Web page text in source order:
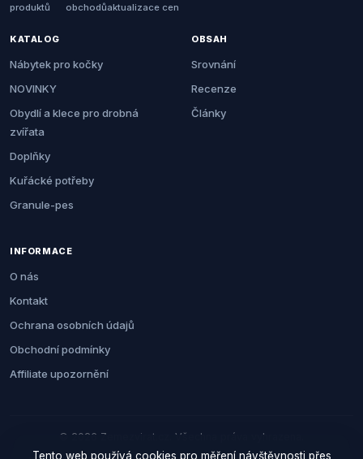
produktů obchodůaktualizace cen
KATALOG
Nábytek pro kočky
NOVINKY
Obydlí a klece pro drobná
zvířata
Doplňky
Kuřácké potřeby
Granule-pes
OBSAH
Srovnání
Recenze
Články
INFORMACE
O nás
Kontakt
Ochrana osobních údajů
Obchodní podmínky
Affiliate upozornění
© 2026 Zemezvirat.cz. Všechna práva vyhrazena.
Tento web používá cookies pro měření návštěvnosti přes